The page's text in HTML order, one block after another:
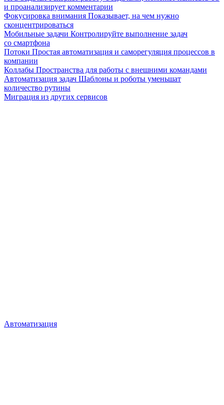
и проанализирует комментарии
Фокусировка внимания Показывает, на чем нужно
сконцентрироваться
Мобильные задачи Контролируйте выполнение задач
со смартфона
Потоки Простая автоматизация и саморегуляция процессов в
компании
Коллабы Пространства для работы с внешними командами
Автоматизация задач Шаблоны и роботы уменьшат
количество рутины
Миграция из других сервисов
Автоматизация